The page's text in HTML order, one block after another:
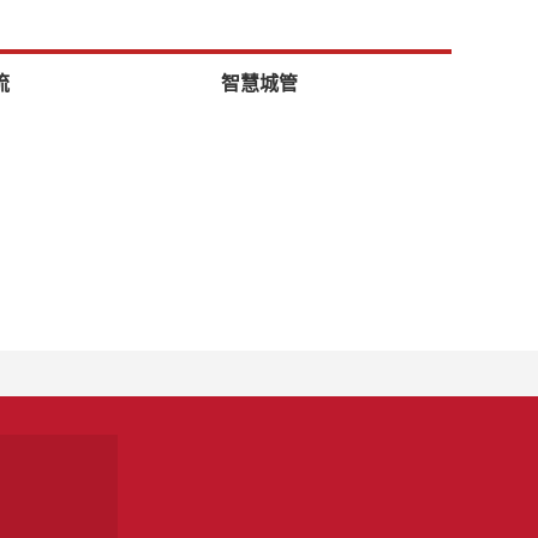
智慧城管